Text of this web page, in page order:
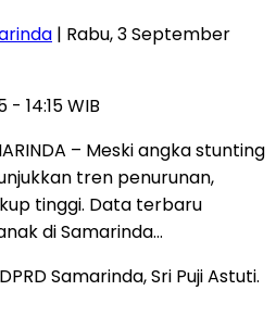
| Rabu, 3 September
14:15 WIB
– Meski angka stunting
tren penurunan,
tinggi. Data terbaru
di Samarinda…